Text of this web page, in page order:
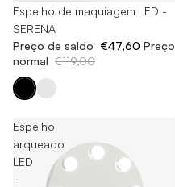
-60%
Espelho de maquiagem LED -
SERENA
Preço de saldo €47,60 Preço
normal €119,00
Espelho
arqueado
LED
-